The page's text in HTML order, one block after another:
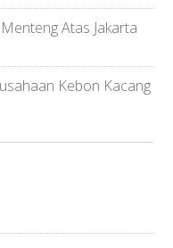
Atas Jakarta
Kebon Kacang